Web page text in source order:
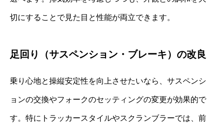
切にすることで見た目と性能が両立できます。
足回り（サスペンション・ブレーキ）の改良
乗り心地と操縦安定性を向上させたいなら、サスペンシ
ョンの交換やフォークのセッティングの変更が効果的で
す。特にトラッカースタイルやスクランブラーでは、前